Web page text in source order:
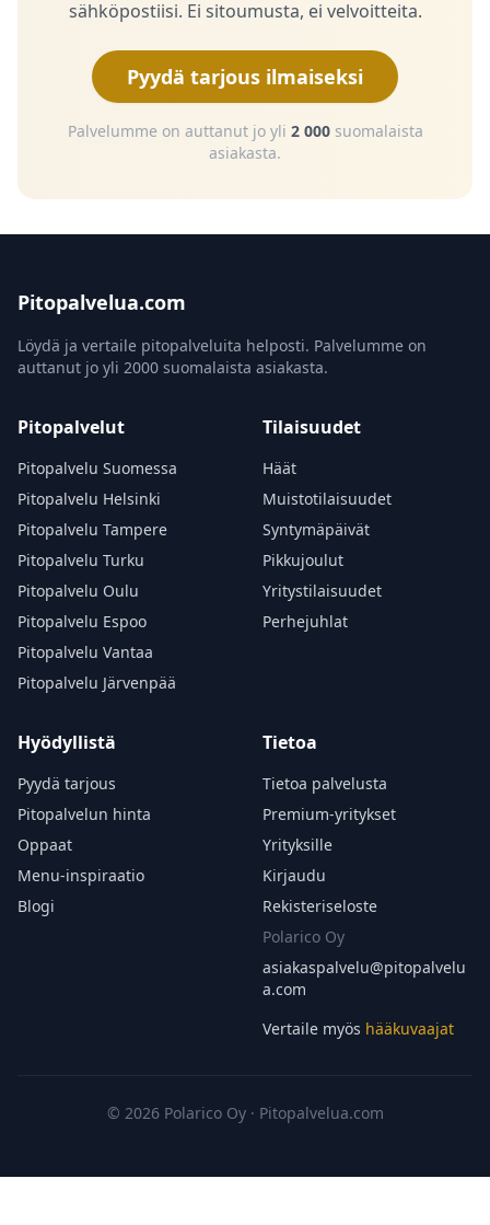
sähköpostiisi. Ei sitoumusta, ei velvoitteita.
Pyydä tarjous ilmaiseksi
Palvelumme on auttanut jo yli 2 000suomalaista
asiakasta.
Pitopalvelua.com
Löydä ja vertaile pitopalveluita helposti. Palvelumme on
auttanut jo yli 2000 suomalaista asiakasta.
Pitopalvelut
Pitopalvelu Suomessa
Pitopalvelu Helsinki
Pitopalvelu Tampere
Pitopalvelu Turku
Pitopalvelu Oulu
Pitopalvelu Espoo
Pitopalvelu Vantaa
Pitopalvelu Järvenpää
Tilaisuudet
Häät
Muistotilaisuudet
Syntymäpäivät
Pikkujoulut
Yritystilaisuudet
Perhejuhlat
Hyödyllistä
Pyydä tarjous
Pitopalvelun hinta
Oppaat
Menu-inspiraatio
Blogi
Tietoa
Tietoa palvelusta
Premium-yritykset
Yrityksille
Kirjaudu
Rekisteriseloste
Polarico Oy
asiakaspalvelu@pitopalvelu
a.com
Vertaile myös hääkuvaajat
© 2026 Polarico Oy · Pitopalvelua.com